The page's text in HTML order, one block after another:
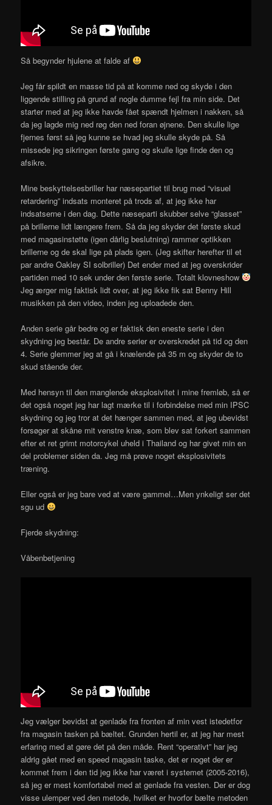
Så begynder hjulene at falde af
Jeg får spildt en masse tid på at komme ned og skyde i den
liggende stilling på grund af nogle dumme fejl fra min side. Det
starter med at jeg ikke havde fået spændt hjelmen i nakken, så
da jeg lagde mig ned røg den ned foran øjnene. Den skulle lige
fjernes først så jeg kunne se hvad jeg skulle skyde på. Så
missede jeg sikringen første gang og skulle lige finde den og
afsikre.
Mine beskyttelsesbriller har næsepartiet til brug med “visuel
retardering” indsats monteret på trods af, at jeg ikke har
indsatserne i den dag. Dette næseparti skubber selve “glasset”
på brillerne lidt længere frem. Så da jeg skyder det første skud
med magasinstøtte (igen dårlig beslutning) rammer optikken
brillerne og de skal lige på plads igen. (Jeg skifter herefter til et
par andre Oakley SI solbriller) Det ender med at jeg overskrider
partiden med 10 sek under den første serie. Totalt klovneshow
Jeg ærger mig faktisk lidt over, at jeg ikke fik sat Benny Hill
musikken på den video, inden jeg uploadede den.
Anden serie går bedre og er faktisk den eneste serie i den
skydning jeg består. De andre serier er overskredet på tid og den
4. Serie glemmer jeg at gå i knælende på 35 m og skyder de to
skud stående der.
Med hensyn til den manglende eksplosivitet i mine fremløb, så er
det også noget jeg har lagt mærke til i forbindelse med min IPSC
skydning og jeg tror at det hænger sammen med, at jeg ubevidst
forsøger at skåne mit venstre knæ, som blev sat forkert sammen
efter et ret grimt motorcykel uheld i Thailand og har givet min en
del problemer siden da. Jeg må prøve noget eksplosivitets
træning.
Eller også er jeg bare ved at være gammel…Men ynkeligt ser det
sgu ud
Fjerde skydning:
Våbenbetjening
Jeg vælger bevidst at genlade fra fronten af min vest istedetfor
fra magasin tasken på bæltet. Grunden hertil er, at jeg har mest
erfaring med at gøre det på den måde. Rent “operativt” har jeg
aldrig gået med en speed magasin taske, det er noget der er
kommet frem i den tid jeg ikke har været i systemet (2005-2016),
så jeg er mest komfortabel med at genlade fra vesten. Der er dog
visse ulemper ved den metode, hvilket er hvorfor bælte metoden